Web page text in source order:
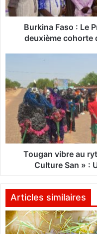
F
a
P
r
o
I
L
E
Burkina Faso : Le
deuxième cohorte
u
g
a
b
a
u
y
t
h
Tougan vibre au
Culture San » :
Articles similaires